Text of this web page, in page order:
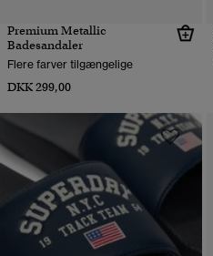
Premium Metallic
Badesandaler
Flere farver tilgængelige
DKK 299,00